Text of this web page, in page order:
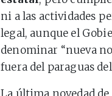
ni a las actividades
legal, aunque el
denominar “nueva
fuera del paraguas